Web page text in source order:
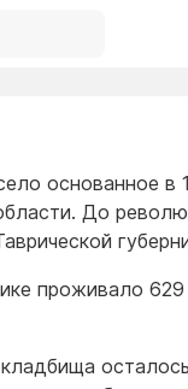
основанное
До
проживало 629